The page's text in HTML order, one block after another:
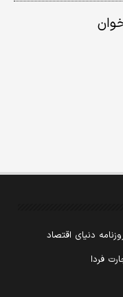
دنیای اقتصاد
فردا